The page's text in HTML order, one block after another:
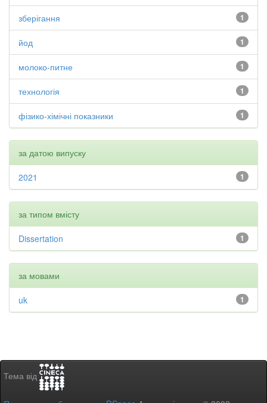
1
зберігання
1
йод
1
молоко-питне
1
технологія
1
фізико-хімічні показники
за датою випуску
1
2021
за типом вмісту
1
Dissertation
за мовами
1
uk
Тема від